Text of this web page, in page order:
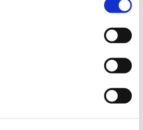
Trichi em acácia-das-espigas:
a ajudar